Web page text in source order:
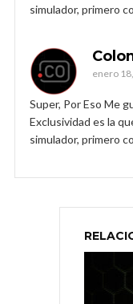
simulador, primero
enero
Super, Por Eso Me
Exclusividad es la
simulador, primero